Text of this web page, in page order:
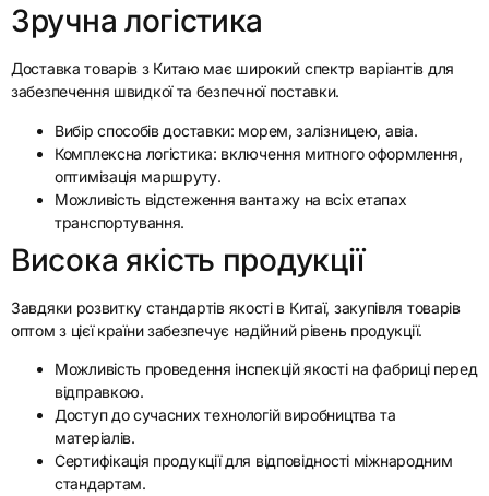
Зручна логістика
Доставка товарів з Китаю має широкий спектр варіантів для
забезпечення швидкої та безпечної поставки.
Вибір способів доставки: морем, залізницею, авіа.
Комплексна логістика: включення митного оформлення,
оптимізація маршруту.
Можливість відстеження вантажу на всіх етапах
транспортування.
Висока якість продукції
Завдяки розвитку стандартів якості в Китаї, закупівля товарів
оптом з цієї країни забезпечує надійний рівень продукції.
Можливість проведення інспекцій якості на фабриці перед
відправкою.
Доступ до сучасних технологій виробництва та
матеріалів.
Сертифікація продукції для відповідності міжнародним
стандартам.